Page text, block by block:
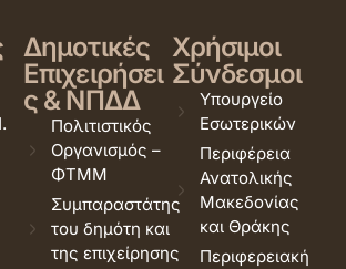
Δημοτικές
Επιχειρήσει
ς & ΝΠΔΔ
Πολιτιστικός
Οργανισμός –
ΦΤΜΜ
Συμπαραστάτης
του δημότη και
της επιχείρησης
Χρήσιμοι
Σύνδεσμοι
Υπουργείο
Εσωτερικών
Περιφέρεια
Ανατολικής
Μακεδονίας
και Θράκης
Περιφερειακή